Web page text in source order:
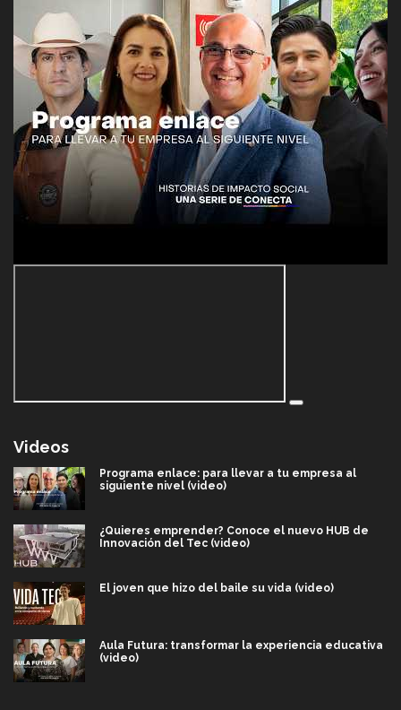
Videos
Programa enlace: para llevar a tu empresa al
siguiente nivel (video)
¿Quieres emprender? Conoce el nuevo HUB de
Innovación del Tec (video)
El joven que hizo del baile su vida (video)
Aula Futura: transformar la experiencia educativa
(video)